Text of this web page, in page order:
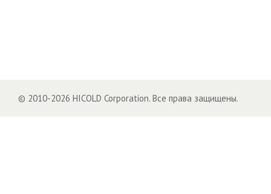
© 2010-2026 HICOLD Corporation. Все права защищены.